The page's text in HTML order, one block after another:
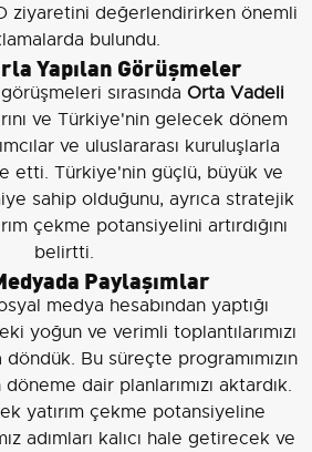
ziyaretini değerlendirirken önemli
bulundu.
Yapılan Görüşmeler
sırasında Orta Vadeli
ve Türkiye'nin gelecek dönem
ve uluslararası kuruluşlarla
etti. Türkiye'nin güçlü, büyük ve
sahip olduğunu, ayrıca stratejik
çekme potansiyelini artırdığını
belirtti.
Paylaşımlar
medya hesabından yaptığı
yoğun ve verimli toplantılarımızı
Bu süreçte programımızın
döneme dair planlarımızı aktardık.
yatırım çekme potansiyeline
adımları kalıcı hale getirecek ve